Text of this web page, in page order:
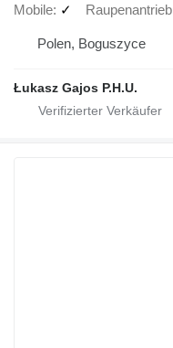
Mobile ✓ Raupenantrieb
Polen, Boguszyce
Łukasz Gajos P.H.U.